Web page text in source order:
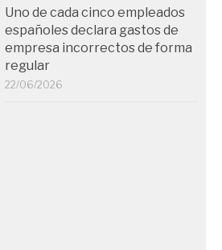
Uno de cada cinco empleados
españoles declara gastos de
empresa incorrectos de forma
regular
22/06/2026